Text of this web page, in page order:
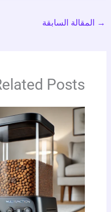
المقالة السابقة
Related Posts